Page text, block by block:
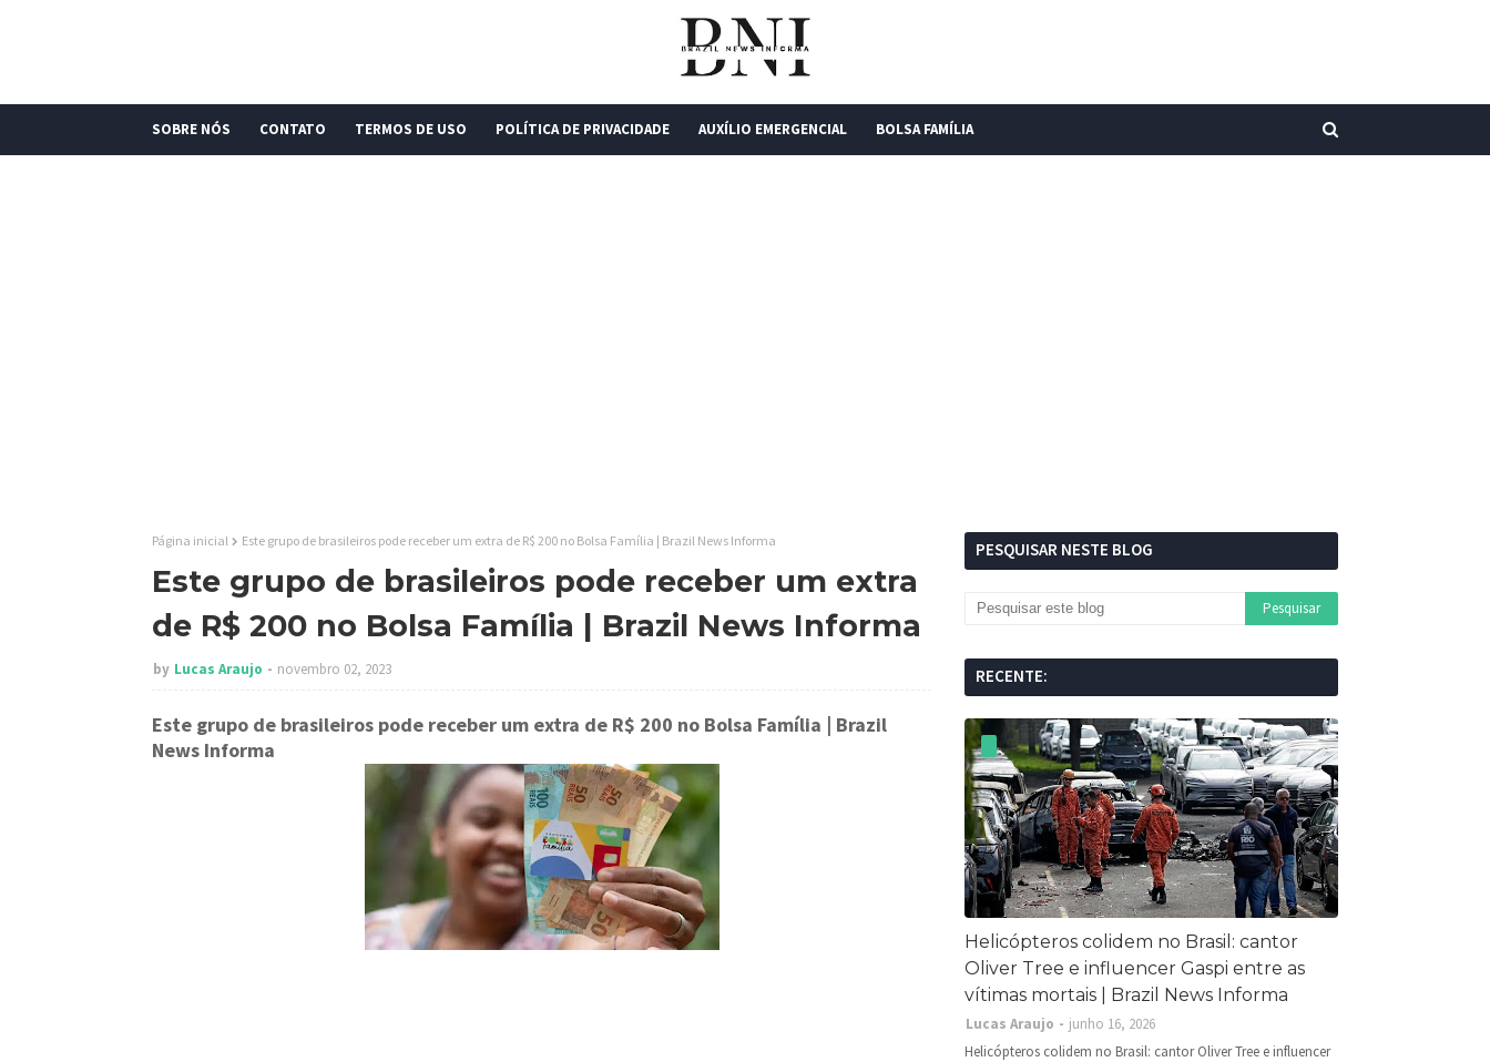
SOBRE NÓS CONTATO TERMOS DE USO POLÍTICA DE PRIVACIDADE AUXÍLIO EMERGENCIAL BOLSA FAMÍLIA
Página inicial Este grupo de brasileiros pode receber um extra de R$ 200 no Bolsa Família | Brazil News Informa
Este grupo de brasileiros pode receber um extra
de R$ 200 no Bolsa Família | Brazil News Informa
by Lucas Araujo novembro 02, 2023
Este grupo de brasileiros pode receber um extra de R$ 200 no Bolsa Família | Brazil
News Informa
PESQUISAR NESTE BLOG
RECENTE:
Helicópteros colidem no Brasil: cantor
Oliver Tree e influencer Gaspi entre as
vítimas mortais | Brazil News Informa
Lucas Araujo
junho 16, 2026
Helicópteros colidem no Brasil: cantor Oliver Tree e influencer